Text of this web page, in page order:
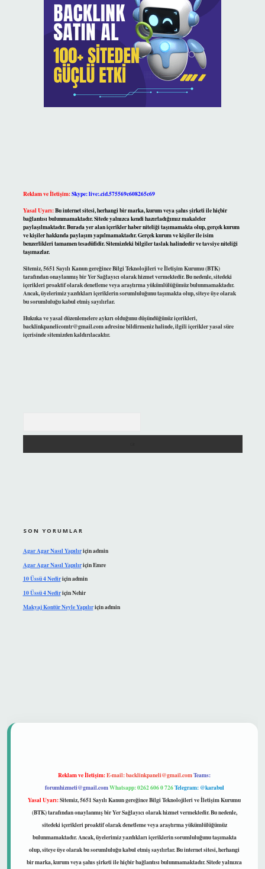
Reklam ve İletişim:Skype: live:.cid.575569c608265c69
Yasal Uyarı:Bu internet sitesi, herhangi bir marka, kurum veya şahıs şirketi ile hiçbir
bağlantısı bulunmamaktadır. Sitede yalnızca kendi hazırladığımız makaleler
paylaşılmaktadır. Burada yer alan içerikler haber niteliği taşımamakta olup, gerçek kurum
ve kişiler hakkında paylaşım yapılmamaktadır. Gerçek kurum ve kişiler ile isim
benzerlikleri tamamen tesadüfidir. Sitemizdeki bilgiler taslak halindedir ve tavsiye niteliği
taşımazlar.
Sitemiz, 5651 Sayılı Kanun gereğince Bilgi Teknolojileri ve İletişim Kurumu (BTK)
tarafından onaylanmış bir Yer Sağlayıcı olarak hizmet vermektedir. Bu nedenle, sitedeki
içerikleri proaktif olarak denetleme veya araştırma yükümlülüğümüz bulunmamaktadır.
Ancak, üyelerimiz yazdıkları içeriklerin sorumluluğunu taşımakta olup, siteye üye olarak
bu sorumluluğu kabul etmiş sayılırlar.
Hukuka ve yasal düzenlemelere aykırı olduğunu düşündüğünüz içerikleri,
backlinkpanelicomtr@gmail.comadresine bildirmeniz halinde, ilgili içerikler yasal süre
içerisinde sitemizden kaldırılacaktır.
SON YORUMLAR
Agar Agar Nasıl Yapılıriçinadmin
Agar Agar Nasıl YapılıriçinEmre
10 Üssü 4 Nediriçinadmin
10 Üssü 4 NediriçinNehir
Makyaj Kontür Neyle Yapılıriçinadmin
Reklam ve İletişim:E-mail:backlinkpaneli@gmail.comTeams:
forumhizmeti@gmail.comWhatsapp: 0262 606 0 726Telegram: @karabul
Yasal Uyarı:Sitemiz, 5651 Sayılı Kanun gereğince Bilgi Teknolojileri ve İletişim Kurumu
(BTK) tarafından onaylanmış bir Yer Sağlayıcı olarak hizmet vermektedir. Bu nedenle,
sitedeki içerikleri proaktif olarak denetleme veya araştırma yükümlülüğümüz
bulunmamaktadır. Ancak, üyelerimiz yazdıkları içeriklerin sorumluluğunu taşımakta
olup, siteye üye olarak bu sorumluluğu kabul etmiş sayılırlar. Bu internet sitesi, herhangi
bir marka, kurum veya şahıs şirketi ile hiçbir bağlantısı bulunmamaktadır. Sitede yalnızca